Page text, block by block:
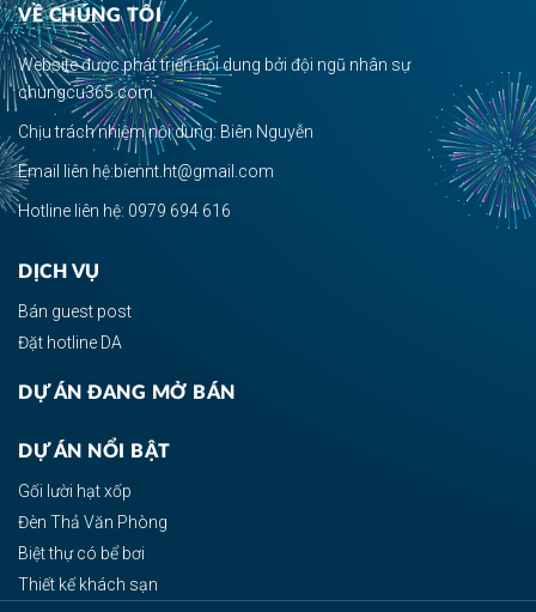
VỀ CHÚNG TÔI
Website được phát triển nội dung bởi đội ngũ nhân sự
chungcu365.com.
Chịu trách nhiệm nội dung: Biên Nguyễn
Email liên hệ:biennt.ht@gmail.com
Hotline liên hệ: 0979 694 616
DỊCH VỤ
Bán guest post
Đặt hotline DA
DỰ ÁN ĐANG MỞ BÁN
DỰ ÁN NỔI BẬT
Gối lười hạt xốp
Đèn Thả Văn Phòng
Biệt thự có bể bơi
Thiết kế khách sạn